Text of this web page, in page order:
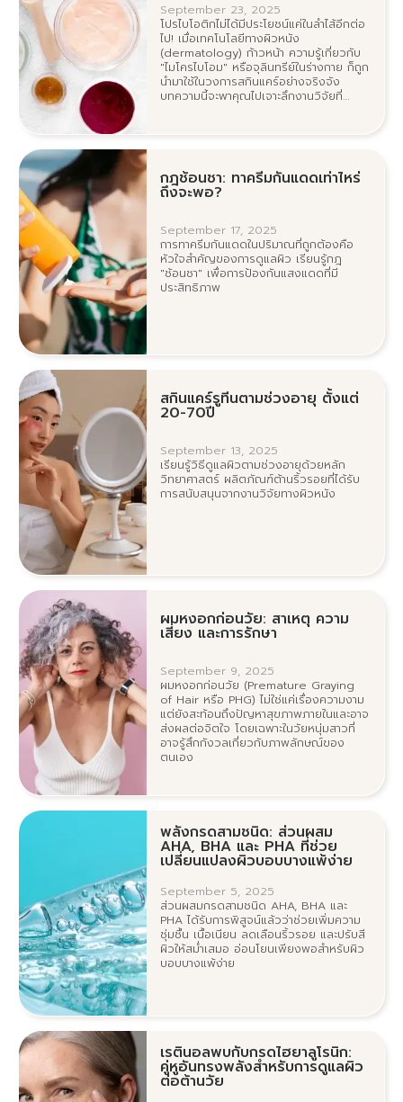
September 23, 2025
โปรไบโอติกไม่ได้มีประโยชน์แค่ในลำไส้อีกต่อ
ไป! เมื่อเทคโนโลยีทางผิวหนัง
(dermatology) ก้าวหน้า ความรู้เกี่ยวกับ
"ไมโครไบโอม" หรือจุลินทรีย์ในร่างกาย ก็ถูก
นำมาใช้ในวงการสกินแคร์อย่างจริงจัง
บทความนี้จะพาคุณไปเจาะลึกงานวิจัยที่
กฎช้อนชา: ทาครีมกันแดดเท่าไหร่
ถึงจะพอ?
September 17, 2025
การทาครีมกันแดดในปริมาณที่ถูกต้องคือ
หัวใจสำคัญของการดูแลผิว เรียนรู้กฎ
"ช้อนชา" เพื่อการป้องกันแสงแดดที่มี
ประสิทธิภาพ
สกินแคร์รูทีนตามช่วงอายุ ตั้งแต่
20-70ปี
September 13, 2025
เรียนรู้วิธีดูแลผิวตามช่วงอายุด้วยหลัก
วิทยาศาสตร์ ผลิตภัณฑ์ต้านริ้วรอยที่ได้รับ
การสนับสนุนจากงานวิจัยทางผิวหนัง
ผมหงอกก่อนวัย: สาเหตุ ความ
เสี่ยง และการรักษา
September 9, 2025
ผมหงอกก่อนวัย (Premature Graying
of Hair หรือ PHG) ไม่ใช่แค่เรื่องความงาม
แต่ยังสะท้อนถึงปัญหาสุขภาพภายในและอาจ
ส่งผลต่อจิตใจ โดยเฉพาะในวัยหนุ่มสาวที่
อาจรู้สึกกังวลเกี่ยวกับภาพลักษณ์ของ
ตนเอง
พลังกรดสามชนิด: ส่วนผสม
AHA, BHA และ PHA ที่ช่วย
เปลี่ยนแปลงผิวบอบบางแพ้ง่าย
September 5, 2025
ส่วนผสมกรดสามชนิด AHA, BHA และ
PHA ได้รับการพิสูจน์แล้วว่าช่วยเพิ่มความ
ชุ่มชื้น เนื้อเนียน ลดเลือนริ้วรอย และปรับสี
ผิวให้สม่ำเสมอ อ่อนโยนเพียงพอสำหรับผิว
บอบบางแพ้ง่าย
เรตินอลพบกับกรดไฮยาลูโรนิก:
คู่หูอันทรงพลังสำหรับการดูแลผิว
ต่อต้านวัย